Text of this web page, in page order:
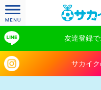
友達登録で
サカイ